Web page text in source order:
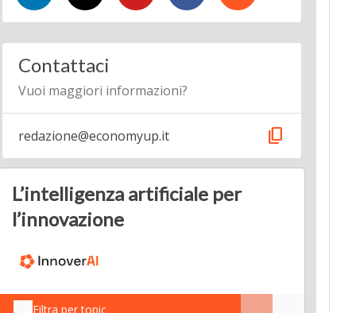
Contattaci
Vuoi maggiori informazioni?
redazione@economyup.it content_copy
L’intelligenza artificiale per
l’innovazione
Filtra per topic